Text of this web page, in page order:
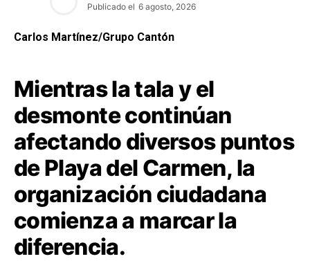
Publicado el 6 agosto, 2026
Carlos Martínez/Grupo Cantón
Mientras la tala y el
desmonte continúan
afectando diversos puntos
de Playa del Carmen, la
organización ciudadana
comienza a marcar la
diferencia.